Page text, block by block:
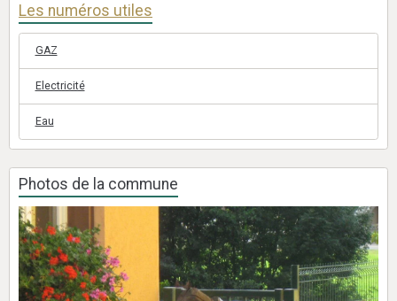
Les numéros utiles
GAZ
Electricité
Eau
Photos de la commune